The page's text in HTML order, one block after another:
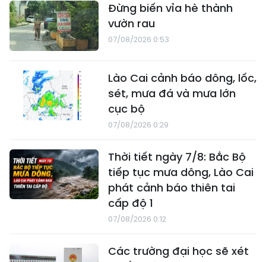
Đừng biến vỉa hè thành
vườn rau
07/08/2026 0:53
Lào Cai cảnh báo dông, lốc,
sét, mưa đá và mưa lớn
cục bộ
07/08/2026 0:29
Thời tiết ngày 7/8: Bắc Bộ
tiếp tục mưa dông, Lào Cai
phát cảnh báo thiên tai
cấp độ 1
07/08/2026 0:12
Các trường đại học sẽ xét